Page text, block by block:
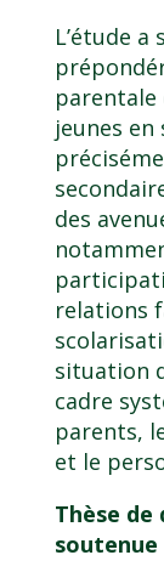
L’étude a
parentale
jeunes
des
relations
situation
cadre
parents,
et le
Thèse
soutenue